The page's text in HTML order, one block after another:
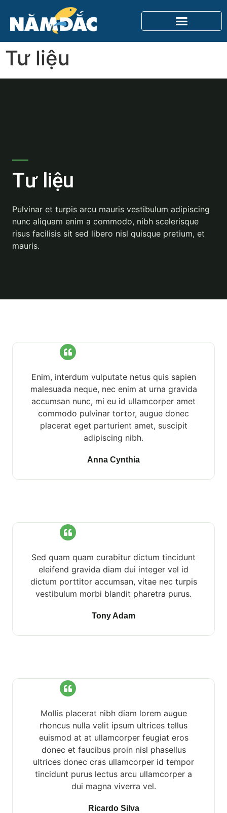
Tư liệu
Tư liệu
Pulvinar et turpis arcu mauris vestibulum adipiscing
nunc aliquam enim a commodo, nibh scelerisque
risus facilisis sit sed libero nisl quisque pretium, et
mauris.
Enim, interdum vulputate netus quis sapien
malesuada neque, nec enim at urna gravida
accumsan nunc, mi eu id ullamcorper amet
commodo pulvinar tortor, augue donec
placerat eget parturient amet, suscipit
adipiscing nibh.
Anna Cynthia
Sed quam quam curabitur dictum tincidunt
eleifend gravida diam dui integer vel id
dictum porttitor accumsan, vitae nec turpis
vestibulum morbi blandit pharetra purus.
Tony Adam
Mollis placerat nibh diam lorem augue
rhoncus nulla velit ipsum ultrices tellus
euismod at at ullamcorper feugiat eros
donec et faucibus proin nisl phasellus
ultrices donec cras ullamcorper id tempor
tincidunt purus lectus arcu ullamcorper a
dui magna viverra vel.
Ricardo Silva